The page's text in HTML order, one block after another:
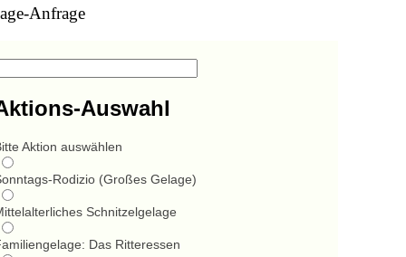
Anfrage
Auswahl
Aktion auswählen
Rodizio (Großes Gelage)
Schnitzelgelage
Das Ritteressen